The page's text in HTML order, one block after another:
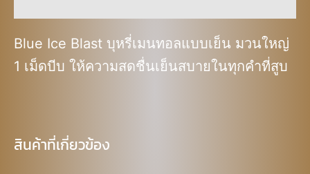
Blue Ice Blast บุหรี่เมนทอลแบบเย็น มวนใหญ่
1 เม็ดบีบ ให้ความสดชื่นเย็นสบายในทุกคำที่สูบ
สินค้าที่เกี่ยวข้อง